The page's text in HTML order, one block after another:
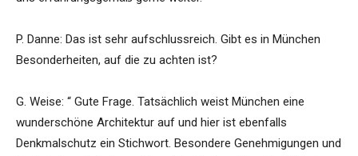
P. Danne: Das ist sehr aufschlussreich. Gibt es in München
Besonderheiten, auf die zu achten ist?
G. Weise: “ Gute Frage. Tatsächlich weist München eine
wunderschöne Architektur auf und hier ist ebenfalls
Denkmalschutz ein Stichwort. Besondere Genehmigungen und